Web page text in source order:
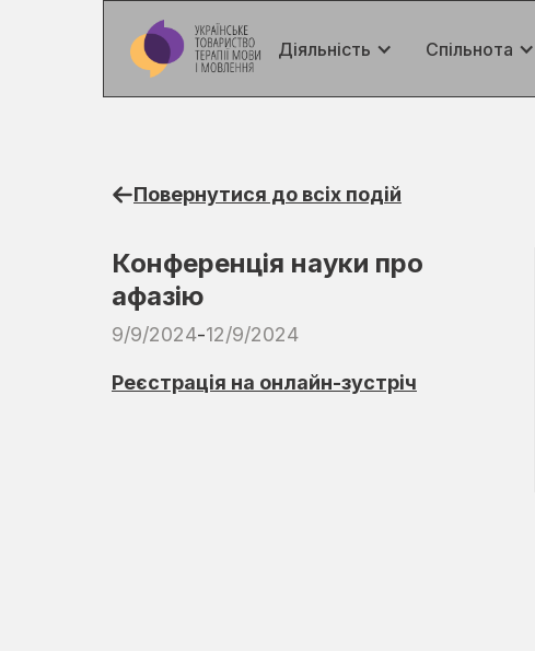
Діяльність Спільнота
Повернутися до всіх подій
Конференція науки про
афазію
9/9/2024-12/9/2024
Реєстрація на онлайн-зустріч